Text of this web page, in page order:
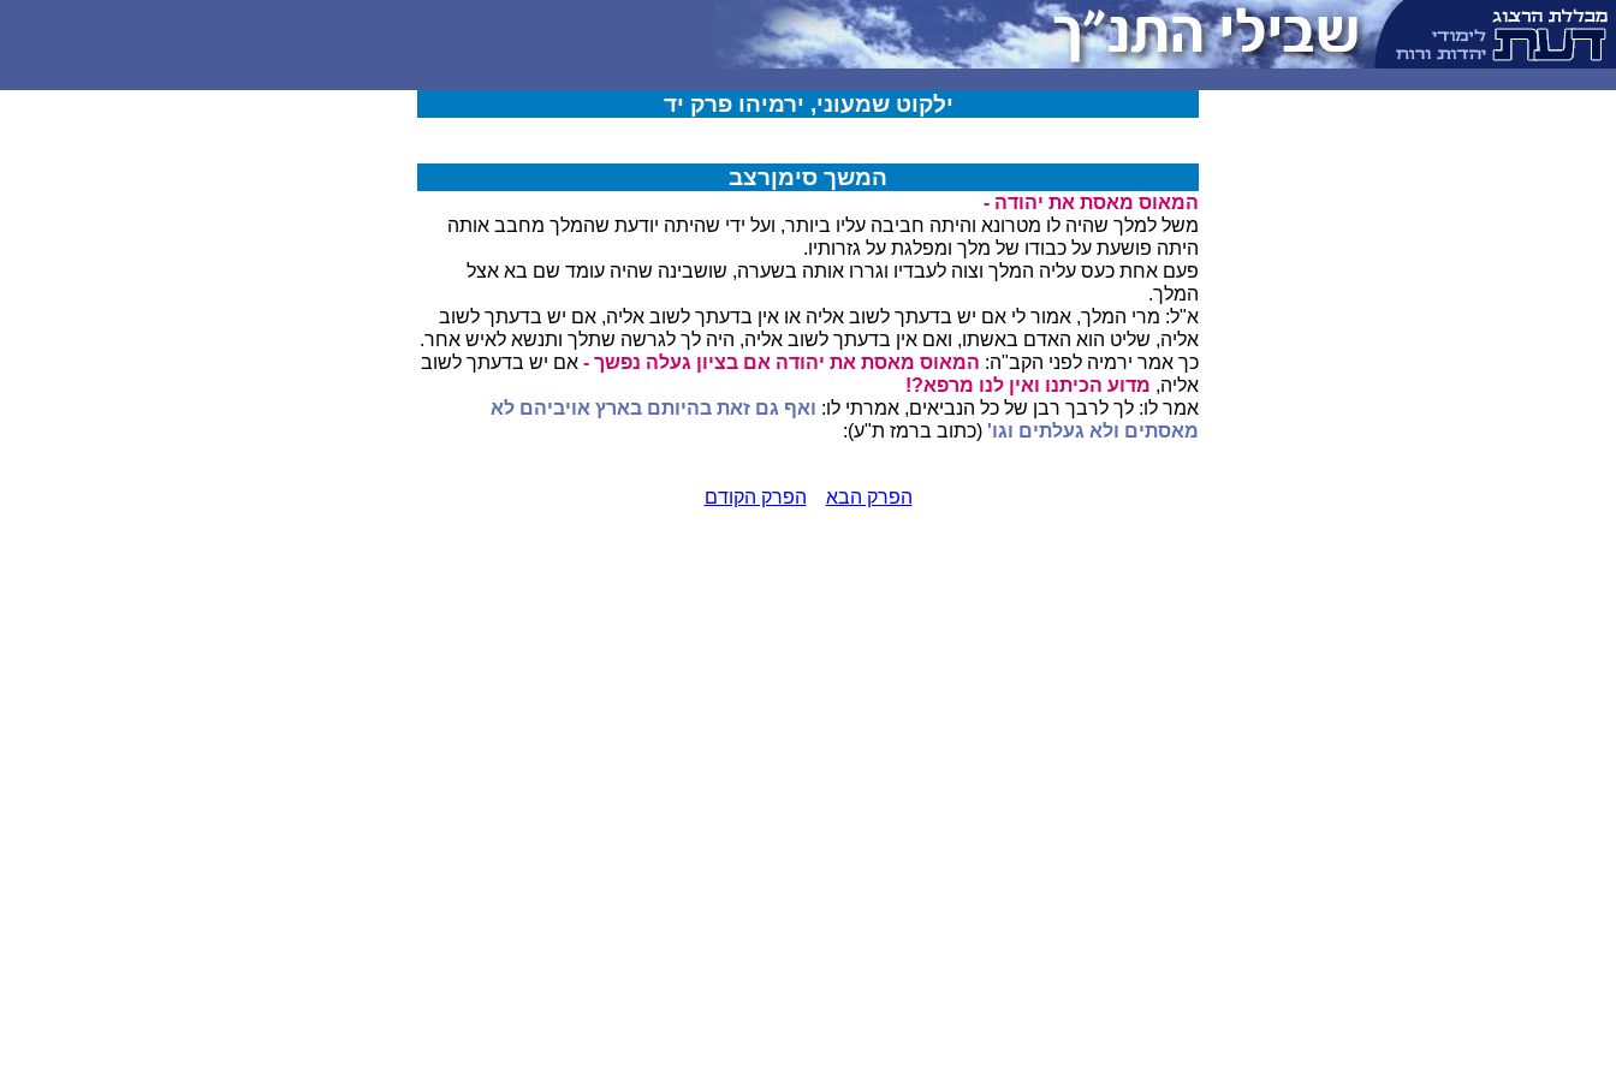
ילקוט שמעוני, ירמיהו פרק יד
המשך סימןרצב
המאוס מאסת את יהודה -
משל למלך שהיה לו מטרונא והיתה חביבה עליו ביותר, ועל ידי שהיתה יודעת שהמלך מחבב אותה
היתה פושעת על כבודו של מלך ומפלגת על גזרותיו.
פעם אחת כעס עליה המלך וצוה לעבדיו וגררו אותה בשערה, שושבינה שהיה עומד שם בא אצל
המלך.
א"ל: מרי המלך, אמור לי אם יש בדעתך לשוב אליה או אין בדעתך לשוב אליה, אם יש בדעתך לשוב
אליה, שליט הוא האדם באשתו, ואם אין בדעתך לשוב אליה, היה לך לגרשה שתלך ותנשא לאיש אחר.
כך אמר ירמיה לפני הקב"ה: המאוס מאסת את יהודה אם בציון געלה נפשך - אם יש בדעתך לשוב
אליה, מדוע הכיתנו ואין לנו מרפא?!
אמר לו: לך לרבך רבן של כל הנביאים, אמרתי לו: ואף גם זאת בהיותם בארץ אויביהם לא
מאסתים ולא געלתים וגו' (כתוב ברמז ת"ע):
הפרק הבא הפרק הקודם